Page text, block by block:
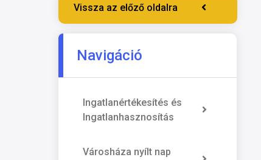
Vissza az előző oldalra
Navigáció
Ingatlanértékesítés és
Ingatlanhasznosítás
Városháza nyílt nap